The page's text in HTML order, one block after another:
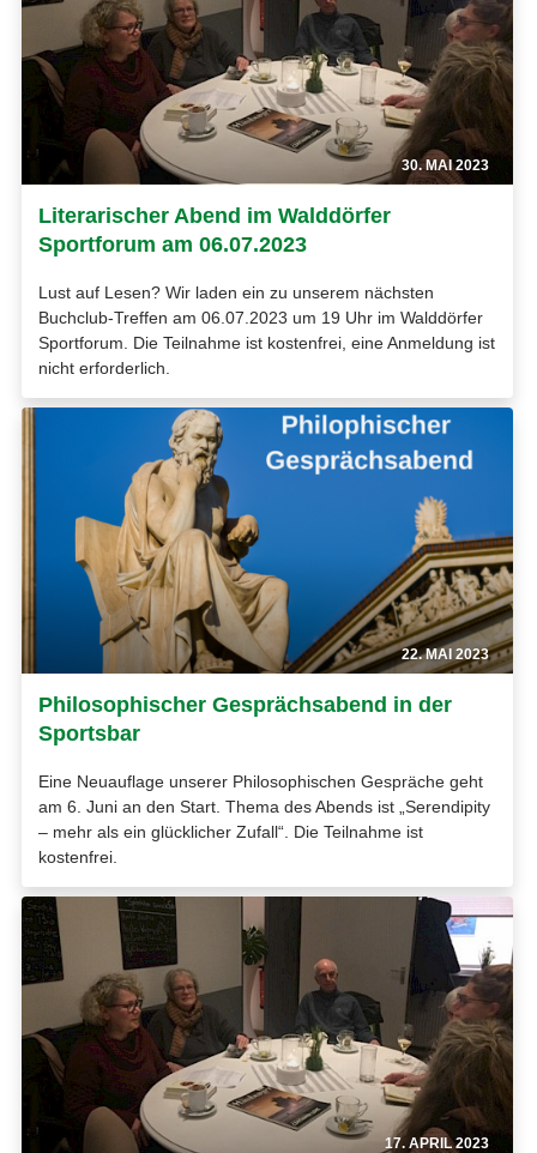
30. MAI 2023
Literarischer Abend im Walddörfer
Sportforum am 06.07.2023
Lust auf Lesen? Wir laden ein zu unserem nächsten
Buchclub-Treffen am 06.07.2023 um 19 Uhr im Walddörfer
Sportforum. Die Teilnahme ist kostenfrei, eine Anmeldung ist
nicht erforderlich.
22. MAI 2023
Philosophischer Gesprächsabend in der
Sportsbar
Eine Neuauflage unserer Philosophischen Gespräche geht
am 6. Juni an den Start. Thema des Abends ist „Serendipity
– mehr als ein glücklicher Zufall“. Die Teilnahme ist
kostenfrei.
17. APRIL 2023